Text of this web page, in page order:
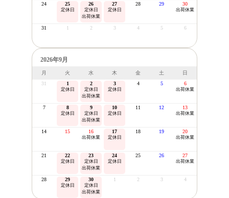
24 25
定休日
26
定休日
出荷休業
27
定休日
28 29 30
出荷休業
31 1 2 3 4 5 6
2026年9月
月 火 水 木 金 土
日
31
1
定休日
2
定休日
出荷休業
3
定休日
4 5 6
出荷休業
7 8
定休日
9
定休日
出荷休業
10
定休日
11 12 13
出荷休業
14 15 16
出荷休業
17
定休日
18 19 20
出荷休業
21 22
定休日
23
定休日
出荷休業
24
定休日
25 26 27
出荷休業
28 29
定休日
30
定休日
出荷休業
1 2 3 4